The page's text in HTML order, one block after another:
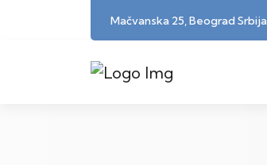
Mačvanska 25, Beograd Srbija